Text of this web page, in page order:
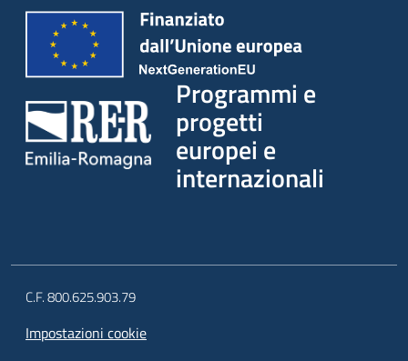
Programmi e
progetti
europei e
internazionali
C.F. 800.625.903.79
Impostazioni cookie